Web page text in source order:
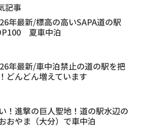
記事
年最新/標高の高いSAPA道の駅
夏車中泊
年最新/車中泊禁止の道の駅を把
どんどん増えています
！進撃の巨人聖地！道の駅水辺の
おやま（大分）で車中泊